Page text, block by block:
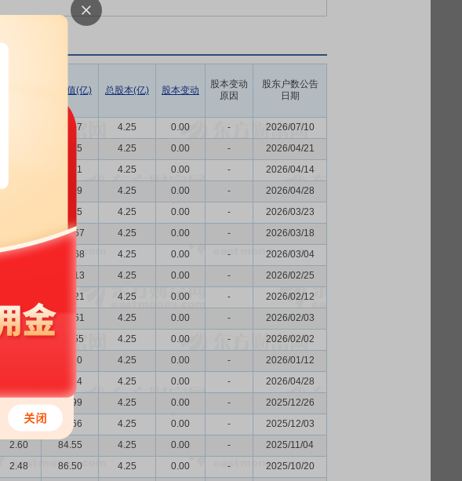
总市值(亿) 总股本(亿) 股本变动
股本变动
原因
股东户数公告
日期
57.07 4.25 0.00 -
2026/07/10
85.65 4.25 0.00 -
2026/04/21
83.61 4.25 0.00 -
2026/04/14
84.89 4.25 0.00 -
2026/04/28
93.35 4.25 0.00 -
2026/03/23
127.67 4.25 0.00 -
2026/03/18
4.93 119.68 4.25 0.00 -
2026/03/04
113.13 4.25 0.00 -
2026/02/25
121.21 4.25 0.00 -
2026/02/12
4.37 109.51 4.25 0.00 -
2026/02/03
4.08 111.55 4.25 0.00 -
2026/02/02
97.90 4.25 0.00 -
2026/01/12
93.14 4.25 0.00 -
2026/04/28
2.83 87.99 4.25 0.00 -
2025/12/26
2.76 77.66 4.25 0.00 -
2025/12/03
2.60 84.55 4.25 0.00 -
2025/11/04
2.48 86.50 4.25 0.00 -
2025/10/20